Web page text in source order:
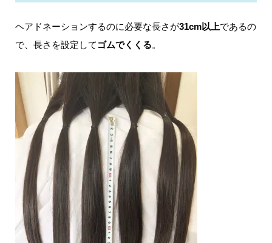
ヘアドネーションするのに必要な長さが31cm以上であるの
で、長さを設定して ゴムでくくる。